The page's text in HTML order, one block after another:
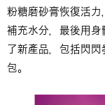
粉糖磨砂膏恢復活
補充水分，最後用身
了新產品，包括閃
包。